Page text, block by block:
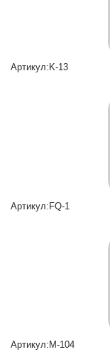
Артикул:K-13
Артикул:FQ-1
Артикул:M-104